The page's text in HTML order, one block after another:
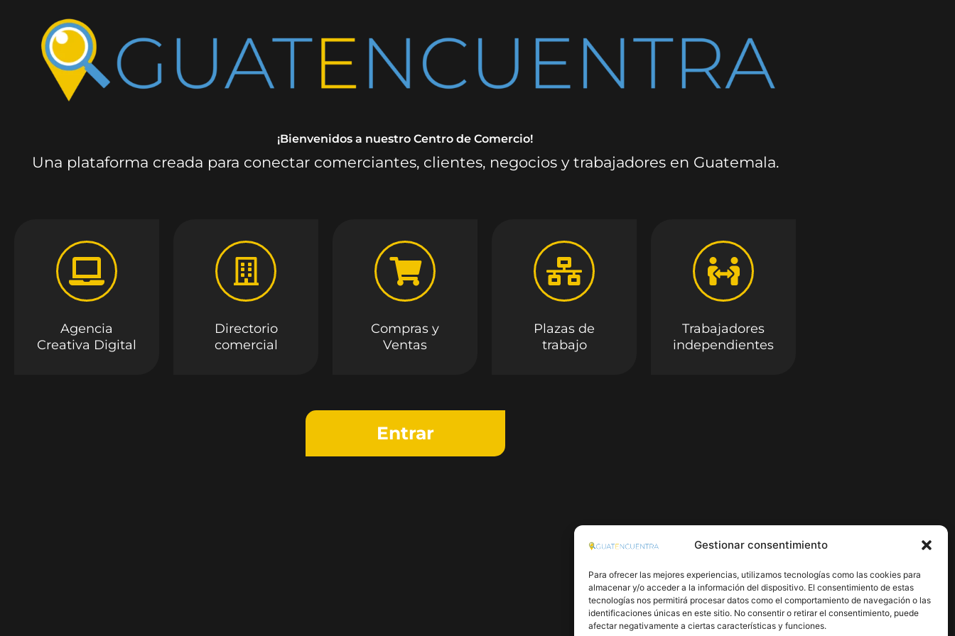
Gestionar consentimiento
Para ofrecer las mejores experiencias, utilizamos tecnologías como las cookies para
almacenar y/o acceder a la información del dispositivo. El consentimiento de estas
tecnologías nos permitirá procesar datos como el comportamiento de navegación o las
identificaciones únicas en este sitio. No consentir o retirar el consentimiento, puede
afectar negativamente a ciertas características y funciones.
¡Bienvenidos a nuestro Centro de Comercio!
Una plataforma creada para conectar comerciantes, clientes, negocios y trabajadores en Guatemala.
Agencia
Creativa Digital
Directorio
comercial
Compras y
Ventas
Plazas de
trabajo
Trabajadores
independientes
Entrar